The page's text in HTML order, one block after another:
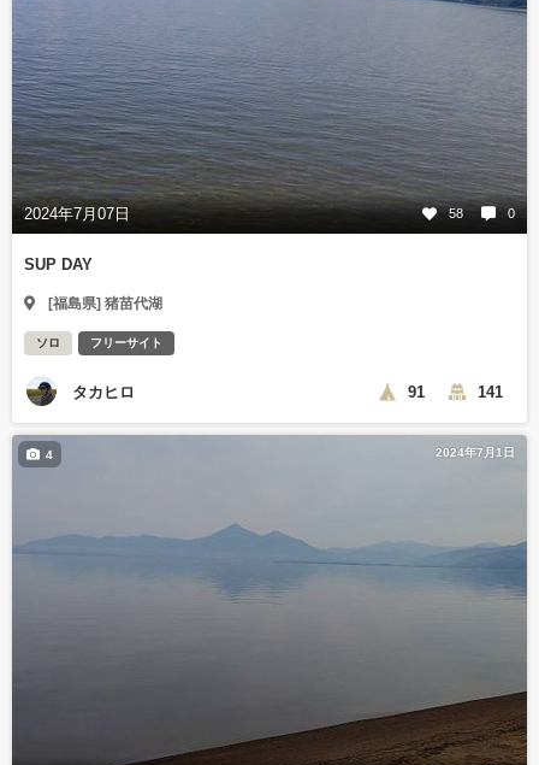
2024年7月07日 58 0
SUP DAY
[福島県] 猪苗代湖
ソロ フリーサイト
タカヒロ 91 141
2024年7月1日
4